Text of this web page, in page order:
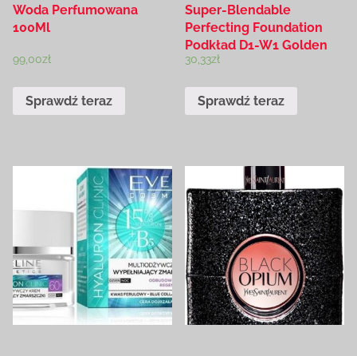
Woda Perfumowana
100Ml
99,00zł
Sprawdź teraz
Super-Blendable
Perfecting Foundation
Podkład D1-W1 Golden
Ivory 9g
30,33zł
Sprawdź teraz